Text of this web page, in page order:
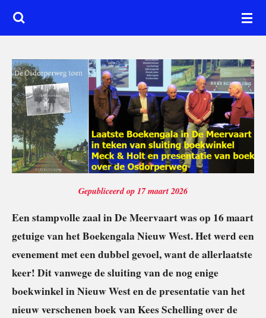
Ga
direct
de
hoofdinhoud
Gepubliceerd op 17 maart 2026
Een stampvolle zaal in De Meervaart was op 16 maart
getuige van het Boekengala Nieuw West. Het werd een
evenement met een dubbel gevoel, want de allerlaatste
keer! Dit vanwege de sluiting van de nog enige
boekwinkel in Nieuw West en de presentatie van het
nieuw verschenen boek van Kees Schelling over de